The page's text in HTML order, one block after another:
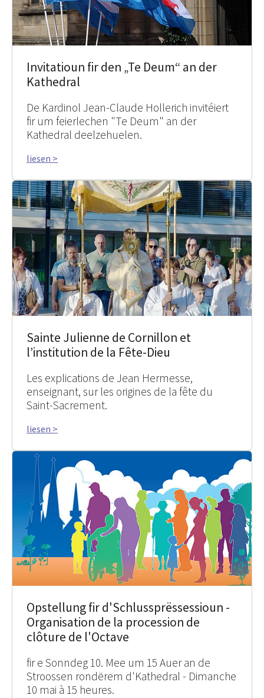
Invitatioun fir den „Te Deum“ an der
Kathedral
De Kardinol Jean-Claude Hollerich invitéiert
fir um feierlechen "Te Deum" an der
Kathedral deelzehuelen.
liesen >
Sainte Julienne de Cornillon et
l’institution de la Fête-Dieu
Les explications de Jean Hermesse,
enseignant, sur les origines de la fête du
Saint-Sacrement.
liesen >
Opstellung fir d'Schlussprëssessioun -
Organisation de la procession de
clôture de l'Octave
fir e Sonndeg 10. Mee um 15 Auer an de
Stroossen rondërem d'Kathedral - Dimanche
10 mai à 15 heures.